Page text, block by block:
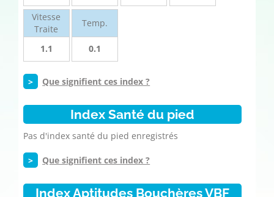
Vitesse
Traite
1.1
Temp.
0.1
> Que signifient ces index ?
Index Santé du pied
Pas d'index santé du pied enregistrés
> Que signifient ces index ?
Index Aptitudes Bouchères VBF